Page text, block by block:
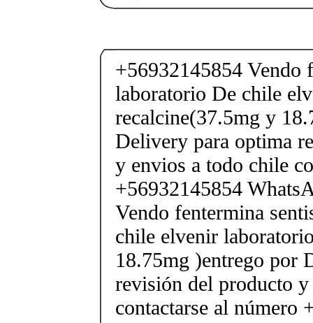
+56932145854 Vendo
laboratorio De chile
recalcine(37.5mg y
Delivery para optima
y envios a todo chile
+56932145854
Vendo fentermina
chile elvenir
18.75mg )entrego por
revisión del producto
contactarse al número